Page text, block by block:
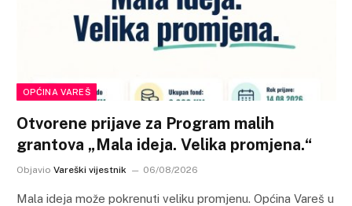
OPĆINA VAREŠ
Otvorene prijave za Program malih
grantova „Mala ideja. Velika promjena.“
Objavio Vareški vijestnik 06/08/2026
Mala ideja može pokrenuti veliku promjenu. Općina Vareš u